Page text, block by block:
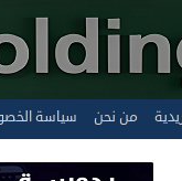
من نحن سياسة